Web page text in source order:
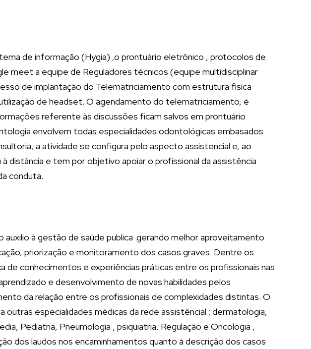
de informação (Hygia) ,o prontuário eletrônico , protocolos de
meet a equipe de Reguladores técnicos (equipe multidisciplinar
de implantação do Telematriciamento com estrutura física
de headset. O agendamento do telematriciamento, é
referente às discussões ficam salvos em prontuário
envolvem todas especialidades odontológicas embasados
a atividade se configura pelo aspecto assistencial e, ao
distância e tem por objetivo apoiar o profissional da assistência
conduta.
à gestão de saúde publica .gerando melhor aproveitamento
priorização e monitoramento dos casos graves. Dentre os
conhecimentos e experiências práticas entre os profissionais nas
e desenvolvimento de novas habilidades pelos
da relação entre os profissionais de complexidades distintas. O
especialidades médicas da rede assistêncial ; dermatologia,
Pediatria, Pneumologia , psiquiatria, Regulação e Oncologia ,
dos laudos nos encaminhamentos quanto à descrição dos casos